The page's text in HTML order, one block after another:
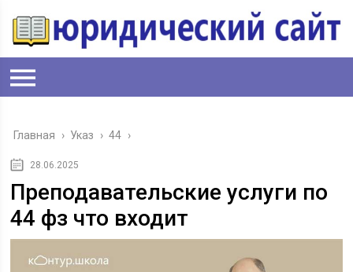
Главная › Указ › 44 ›
28.06.2025
Преподавательские услуги по
44 фз что входит